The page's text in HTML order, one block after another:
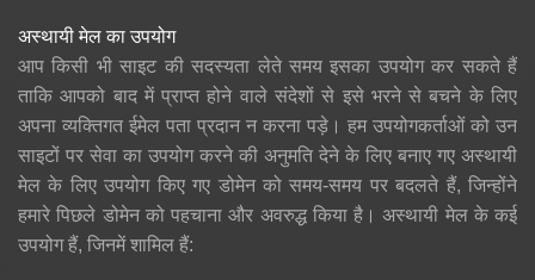
अस्थायी मेल का उपयोग
आप किसी भी साइट की सदस्यता लेते समय इसका उपयोग कर सकते हैं
ताकि आपको बाद में प्राप्त होने वाले संदेशों से इसे भरने से बचने के लिए
अपना व्यक्तिगत ईमेल पता प्रदान न करना पड़े। हम उपयोगकर्ताओं को उन
साइटों पर सेवा का उपयोग करने की अनुमति देने के लिए बनाए गए अस्थायी
मेल के लिए उपयोग किए गए डोमेन को समय-समय पर बदलते हैं, जिन्होंने
हमारे पिछले डोमेन को पहचाना और अवरुद्ध किया है। अस्थायी मेल के कई
उपयोग हैं, जिनमें शामिल हैं: